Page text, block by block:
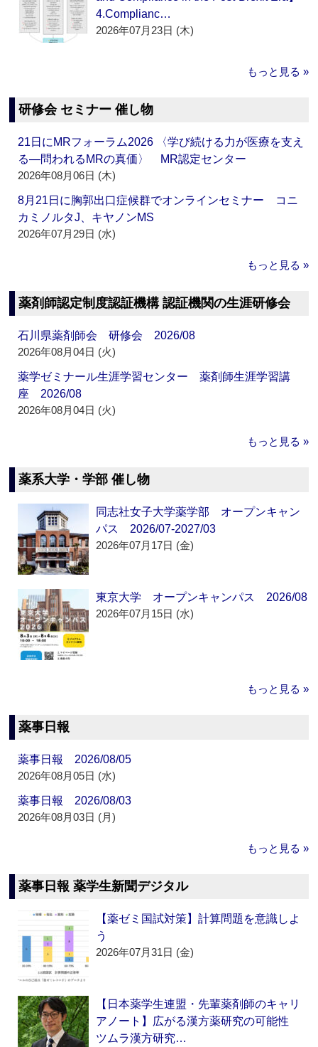
4.Complianc…
2026年07月23日 (木)
もっと見る »
研修会 セミナー 催し物
21日にMRフォーラム2026 〈学び続ける力が医療を支え
る―問われるMRの真価〉 MR認定センター
2026年08月06日 (木)
8月21日に胸郭出口症候群でオンラインセミナー コニ
カミノルタJ、キヤノンMS
2026年07月29日 (水)
もっと見る »
薬剤師認定制度認証機構 認証機関の生涯研修会
石川県薬剤師会 研修会 2026/08
2026年08月04日 (火)
薬学ゼミナール生涯学習センター 薬剤師生涯学習講
座 2026/08
2026年08月04日 (火)
もっと見る »
薬系大学・学部 催し物
同志社女子大学薬学部 オープンキャン
パス 2026/07-2027/03
2026年07月17日 (金)
東京大学 オープンキャンパス 2026/08
2026年07月15日 (水)
もっと見る »
薬事日報
薬事日報 2026/08/05
2026年08月05日 (水)
薬事日報 2026/08/03
2026年08月03日 (月)
もっと見る »
薬事日報 薬学生新聞デジタル
【薬ゼミ国試対策】計算問題を意識しよ
う
2026年07月31日 (金)
【日本薬学生連盟・先輩薬剤師のキャリ
アノート】広がる漢方薬研究の可能性
ツムラ漢方研究…